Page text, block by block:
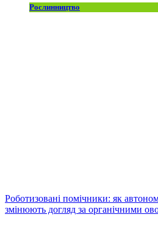
Рослинництво
Роботизовані помічники: як
змінюють догляд за органічними